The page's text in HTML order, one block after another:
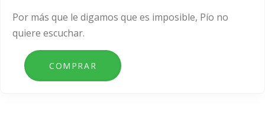
Por más que le digamos que es imposible, Pío no
quiere escuchar.